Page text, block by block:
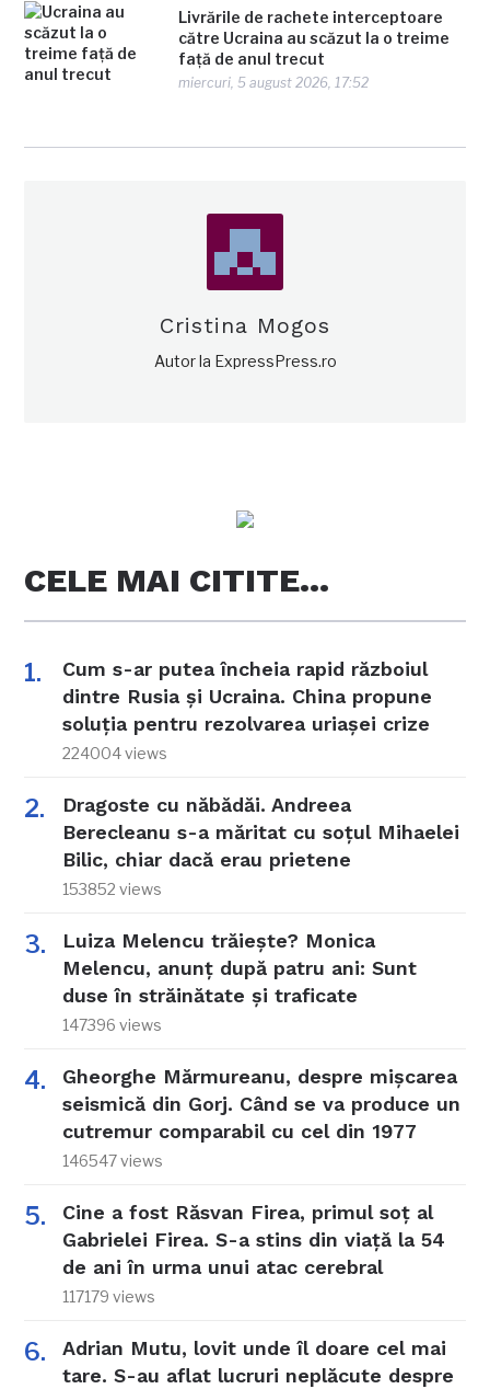
Livrările de rachete interceptoare
către Ucraina au scăzut la o treime
față de anul trecut
miercuri, 5 august 2026, 17:52
Cristina Mogos
Autor la ExpressPress.ro
CELE MAI CITITE…
Cum s-ar putea încheia rapid războiul
dintre Rusia și Ucraina. China propune
soluția pentru rezolvarea uriașei crize
224004 views
Dragoste cu năbădăi. Andreea
Berecleanu s-a măritat cu soțul Mihaelei
Bilic, chiar dacă erau prietene
153852 views
Luiza Melencu trăiește? Monica
Melencu, anunț după patru ani: Sunt
duse în străinătate și traficate
147396 views
Gheorghe Mărmureanu, despre mișcarea
seismică din Gorj. Când se va produce un
cutremur comparabil cu cel din 1977
146547 views
Cine a fost Răsvan Firea, primul soț al
Gabrielei Firea. S-a stins din viață la 54
de ani în urma unui atac cerebral
117179 views
Adrian Mutu, lovit unde îl doare cel mai
tare. S-au aflat lucruri neplăcute despre